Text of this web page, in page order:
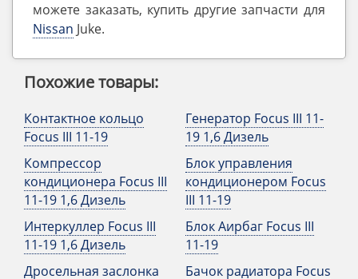
можете заказать, купить другие запчасти для
Nissan Juke.
Похожие товары:
Контактное кольцо
Focus III 11-19
Компрессор
кондиционера Focus III
11-19 1,6 Дизель
Интеркуллер Focus III
11-19 1,6 Дизель
Дросельная заслонка
Генератор Focus III 11-
19 1,6 Дизель
Блок управления
кондиционером Focus
III 11-19
Блок Аирбаг Focus III
11-19
Бачок радиатора Focus